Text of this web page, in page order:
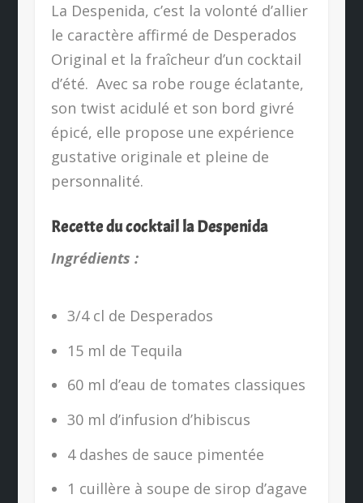
La Despenida, c’est la volonté d’allier
le caractère affirmé de Desperados
Original et la fraîcheur d’un cocktail
d’été. Avec sa robe rouge éclatante,
son twist acidulé et son bord givré
épicé, elle propose une expérience
gustative originale et pleine de
personnalité.
Recette du cocktail la Despenida
Ingrédients :
3/4 cl de Desperados
15 ml de Tequila
60 ml d’eau de tomates classiques
30 ml d’infusion d’hibiscus
4 dashes de sauce pimentée
1 cuillère à soupe de sirop d’agave